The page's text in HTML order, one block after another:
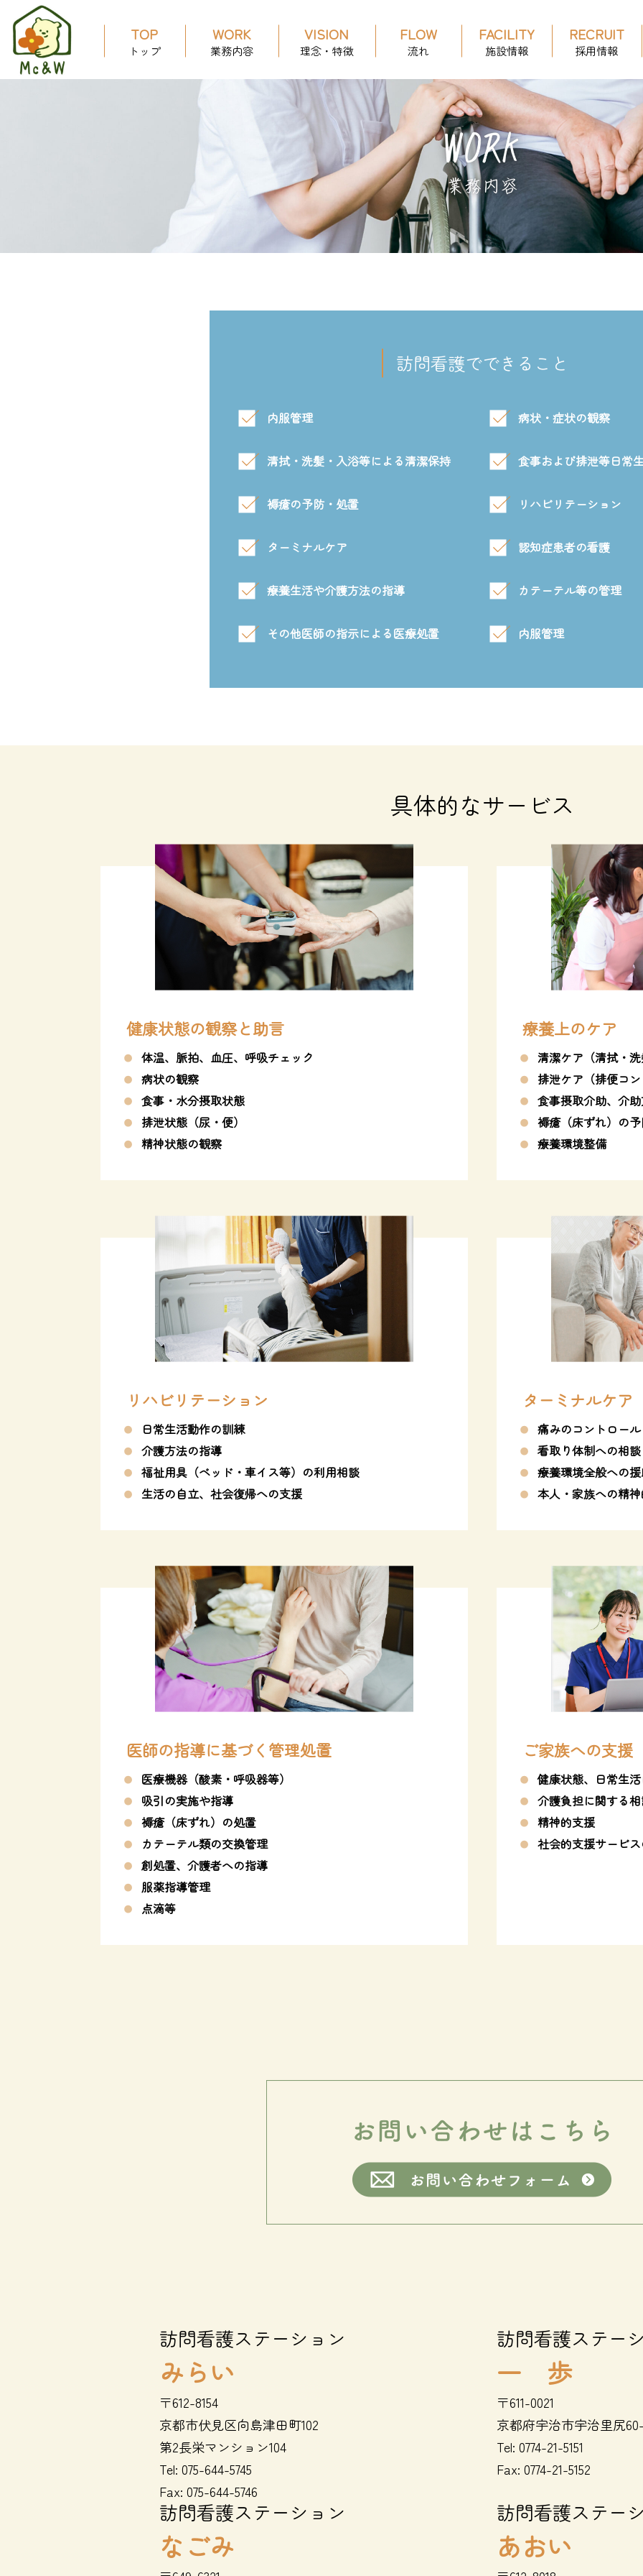
TOP
トップ
WORK
業務内容
VISION
理念・特徴
FLOW
流れ
FACILITY
施設情報
RECRUIT
採用情報
訪問看護でできること
内服管理 病状・症状の観察
清拭・洗髪・入浴等による清潔保持 食事および排泄等日常
褥瘡の予防・処置 リハビリテーション
ターミナルケア 認知症患者の看護
療養生活や介護方法の指導 カテーテル等の管理
その他医師の指示による医療処置 内服管理
具体的なサービス
健康状態の観察と助言
体温、脈拍、血圧、呼吸チェック
病状の観察
食事・水分摂取状態
排泄状態（尿・便）
精神状態の観察
療養上のケア
清潔ケア（清拭・洗
排泄ケア（排便コン
食事摂取介助、介
褥瘡（床ずれ）の
療養環境整備
リハビリテーション
日常生活動作の訓練
介護方法の指導
福祉用具（ベッド・車イス等）の利用相談
生活の自立、社会復帰への支援
ターミナルケア
痛みのコントロール
看取り体制への相
療養環境全般への
本人・家族への精
医師の指導に基づく管理処置
医療機器（酸素・呼吸器等）
吸引の実施や指導
褥瘡（床ずれ）の処置
カテーテル類の交換管理
創処置、介護者への指導
服薬指導管理
点滴等
ご家族への支援
健康状態、日常生
介護負担に関する
精神的支援
社会的支援サービ
訪問看護ステーション
みらい
〒612-8154
京都市伏見区向島津田町102
第2長栄マンション104
Tel: 075-644-5745
Fax: 075-644-5746
訪問看護ステー
一 歩
〒611-0021
京都府宇治市宇治里尻
Tel: 0774-21-5151
Fax: 0774-21-5152
訪問看護ステーション
なごみ
訪問看護ステー
あおい